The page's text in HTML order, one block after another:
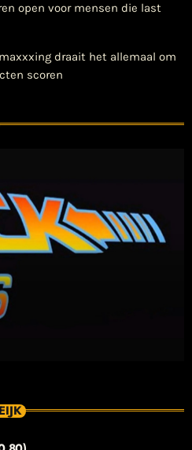
open voor mensen die last
draait het allemaal om
scoren